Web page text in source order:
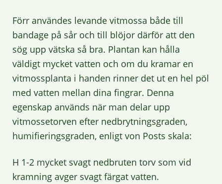
Förr användes levande vitmossa både till
bandage på sår och till blöjor därför att den
sög upp vätska så bra. Plantan kan hålla
väldigt mycket vatten och om du kramar en
vitmossplanta i handen rinner det ut en hel pöl
med vatten mellan dina fingrar. Denna
egenskap används när man delar upp
vitmossetorven efter nedbrytningsgraden,
humifieringsgraden, enligt von Posts skala:
H 1-2 mycket svagt nedbruten torv som vid
kramning avger svagt färgat vatten.